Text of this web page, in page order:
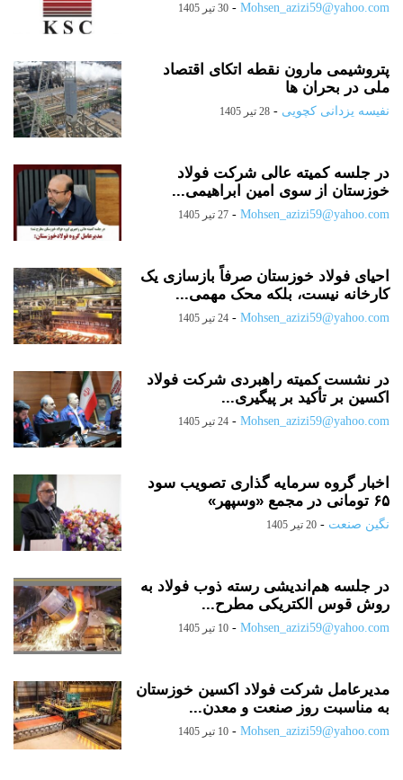
Mohsen_azizi59@yahoo.com
- 30 تیر 1405
پتروشیمی مارون نقطه اتکای اقتصاد
ملی در بحران ها
نفیسه یزدانی کچویی - 28 تیر 1405
در جلسه کمیته عالی شرکت فولاد
خوزستان از سوی امین ابراهیمی...
Mohsen_azizi59@yahoo.com
- 27 تیر 1405
احیای فولاد خوزستان صرفاً بازسازی یک
کارخانه نیست، بلکه محک مهمی...
Mohsen_azizi59@yahoo.com
- 24 تیر 1405
در نشست کمیته راهبردی شرکت فولاد
اکسین بر تأکید بر پیگیری...
Mohsen_azizi59@yahoo.com
- 24 تیر 1405
اخبار گروه سرمایه گذاری تصویب سود
۶۵ تومانی در مجمع «وسپهر»
نگین صنعت - 20 تیر 1405
در جلسه هم‌اندیشی رسته ذوب فولاد به
روش قوس الکتریکی مطرح...
Mohsen_azizi59@yahoo.com
- 10 تیر 1405
مدیرعامل شرکت فولاد اکسین خوزستان
به مناسبت روز صنعت و معدن...
Mohsen_azizi59@yahoo.com
- 10 تیر 1405